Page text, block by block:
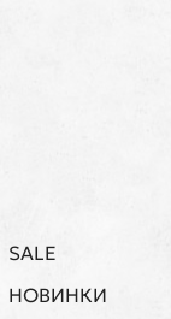
SALE
НОВИНКИ